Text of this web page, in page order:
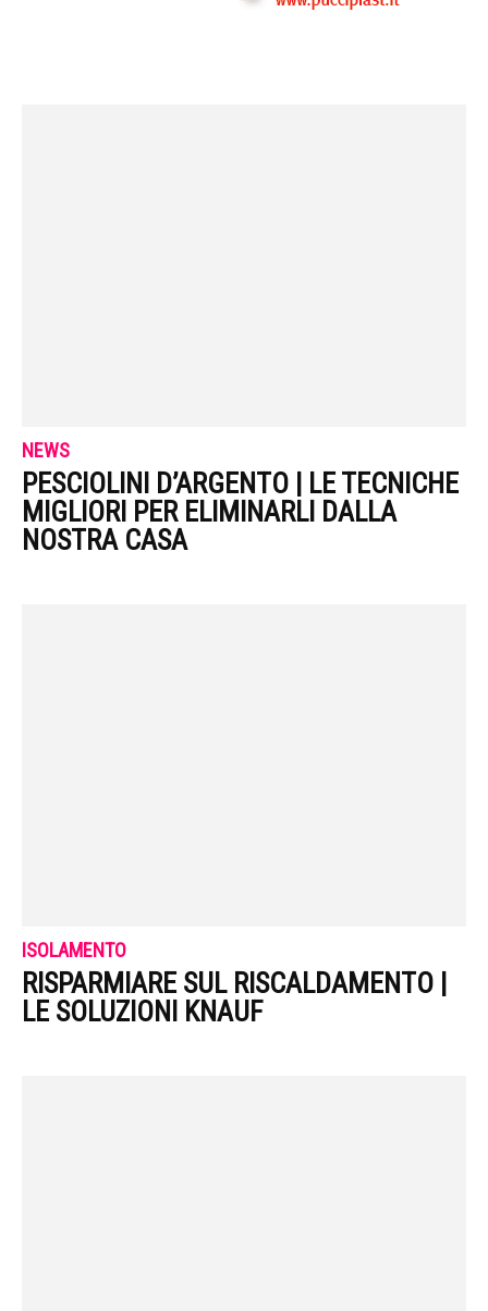
NEWS
PESCIOLINI D’ARGENTO | LE TECNICHE
MIGLIORI PER ELIMINARLI DALLA
NOSTRA CASA
ISOLAMENTO
RISPARMIARE SUL RISCALDAMENTO |
LE SOLUZIONI KNAUF